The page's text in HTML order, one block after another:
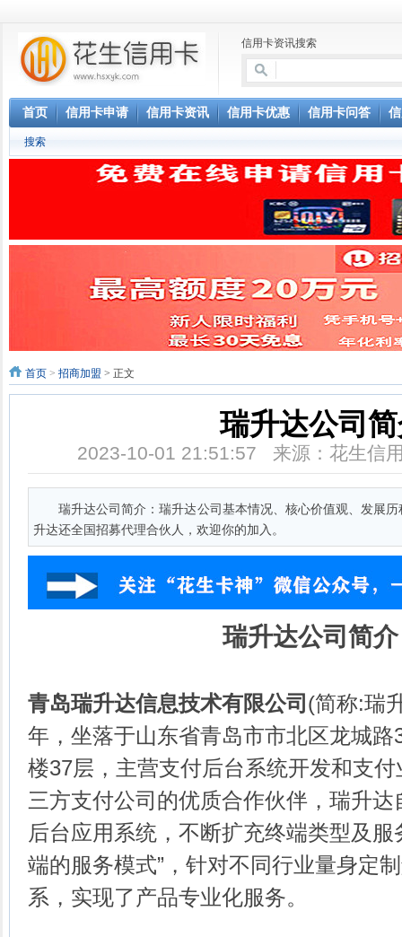
信用卡资讯搜索
首页 信用卡申请 信用卡资讯 信用卡优惠 信用卡问答
搜索
首页 > 招商加盟 > 正文
瑞升达公司
2023-10-01 21:51:57 来源：花生信
瑞升达公司简介：瑞升达公司基本情况、核心价值观、发展
升达还全国招募代理合伙人，欢迎你的加入。
瑞升达公司简
青岛瑞升达信息技术有限公司 (简称:瑞
年，坐落于山东省青岛市市北区龙城
楼37层，主营支付后台系统开发和支
三方支付公司的优质合作伙伴，瑞升
后台应用系统，不断扩充终端类型及服
端的服务模式”，针对不同行业量身定
系，实现了产品专业化服务。